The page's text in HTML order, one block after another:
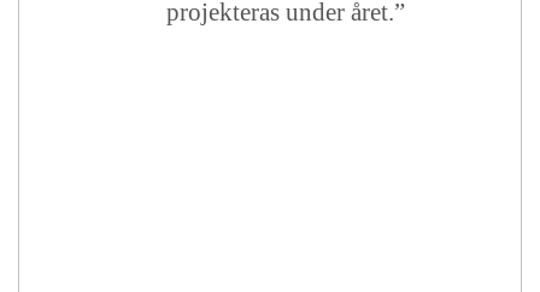
projekteras under året.”